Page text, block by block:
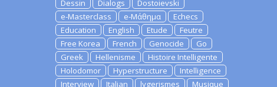
Dessin
Dialogs
Dostoievski
e-Masterclass
e-Μάθημα
Echecs
Education
English Etude
Feutre
Free Korea
French Genocide
Go
Greek
Hellenisme
Histoire Intelligente
Holodomor
Hyperstructure
Intelligence
Interview
Italian lygerismes
Musique